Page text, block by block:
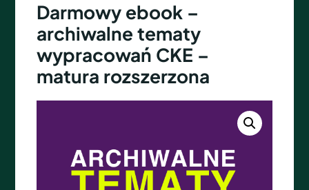
Darmowy ebook –
archiwalne tematy
wypracowań CKE –
matura rozszerzona